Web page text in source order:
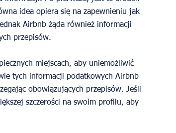
idea opiera się na zapewnieniu jak
Airbnb żąda również informacji
przepisów.
miejscach, aby uniemożliwić
tych informacji podatkowych Airbnb
obowiązujących przepisów. Jeśli
szczerości na swoim profilu, aby